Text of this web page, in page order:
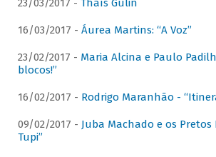
23/03/2017 - Thaís Gulin
16/03/2017 - Áurea Martins: “A Voz”
23/02/2017 - Maria Alcina e Paulo
blocos!”
16/02/2017 - Rodrigo Maranhão -
09/02/2017 - Juba Machado e os Pretos
Tupi”